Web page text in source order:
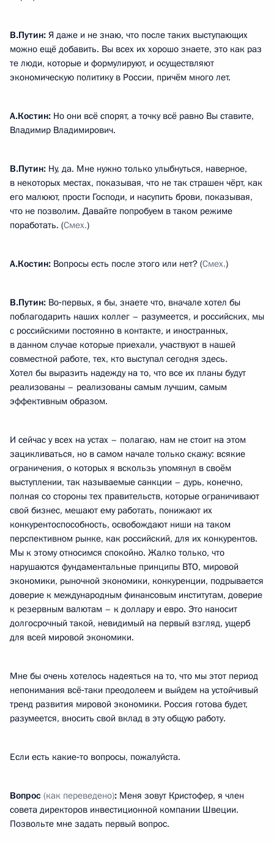
В.Путин: Я даже и не знаю, что после таких выступающих
можно ещё добавить. Вы всех их хорошо знаете, это как раз
те люди, которые и формулируют, и осуществляют
экономическую политику в России, причём много лет.
А.Костин: Но они всё спорят, а точку всё равно Вы ставите,
Владимир Владимирович.
В.Путин: Ну, да. Мне нужно только улыбнуться, наверное,
в некоторых местах, показывая, что не так страшен чёрт, как
его малюют, прости Господи, и насупить брови, показывая,
что не позволим. Давайте попробуем в таком режиме
поработать. (Смех.)
А.Костин: Вопросы есть после этого или нет? (Смех.)
В.Путин: Во‑первых, я бы, знаете что, вначале хотел бы
поблагодарить наших коллег – разумеется, и российских, мы
с российскими постоянно в контакте, и иностранных,
в данном случае которые приехали, участвуют в нашей
совместной работе, тех, кто выступал сегодня здесь.
Хотел бы выразить надежду на то, что все их планы будут
реализованы – реализованы самым лучшим, самым
эффективным образом.
И сейчас у всех на устах – полагаю, нам не стоит на этом
зацикливаться, но в самом начале только скажу: всякие
ограничения, о которых я вскользь упомянул в своём
выступлении, так называемые санкции – дурь, конечно,
полная со стороны тех правительств, которые ограничивают
свой бизнес, мешают ему работать, понижают их
конкурентоспособность, освобождают ниши на таком
перспективном рынке, как российский, для их конкурентов.
Мы к этому относимся спокойно. Жалко только, что
нарушаются фундаментальные принципы ВТО, мировой
экономики, рыночной экономики, конкуренции, подрывается
доверие к международным финансовым институтам, доверие
к резервным валютам – к доллару и евро. Это наносит
долгосрочный такой, невидимый на первый взгляд, ущерб
для всей мировой экономики.
Мне бы очень хотелось надеяться на то, что мы этот период
непонимания всё‑таки преодолеем и выйдем на устойчивый
тренд развития мировой экономики. Россия готова будет,
разумеется, вносить свой вклад в эту общую работу.
Если есть какие‑то вопросы, пожалуйста.
Вопрос (как переведено): Меня зовут Кристофер, я член
совета директоров инвестиционной компании Швеции.
Позвольте мне задать первый вопрос.